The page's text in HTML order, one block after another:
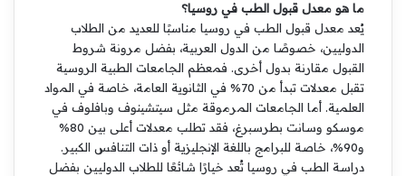
ما هو معدل قبول الطب في روسيا؟
يُعد معدل قبول الطب في روسيا مناسبًا للعديد من الطلاب
الدوليين، خصوصًا من الدول العربية، بفضل مرونة شروط
القبول مقارنة بدول أخرى. فمعظم الجامعات الطبية الروسية
تقبل معدلات تبدأ من 70% في الثانوية العامة، خاصة في المواد
العلمية. أما الجامعات المرموقة مثل سيتشينوف وبافلوف في
موسكو وسانت بطرسبرغ، فقد تطلب معدلات أعلى بين 80%
و90%، خاصة للبرامج باللغة الإنجليزية أو ذات التنافس الكبير.
دراسة الطب في روسيا تُعد خيارًا شائعًا للطلاب الدوليين بفضل